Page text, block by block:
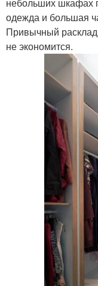
одежда и большая
Привычный
не экономится.